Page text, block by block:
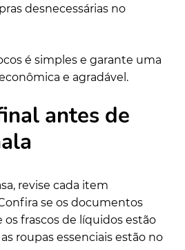
desnecessárias no
é simples e garante uma
e agradável.
antes de
revise cada item
se os documentos
os frascos de líquidos estão
roupas essenciais estão no